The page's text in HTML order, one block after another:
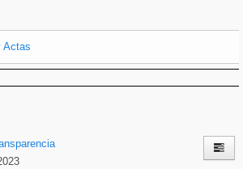
Actas